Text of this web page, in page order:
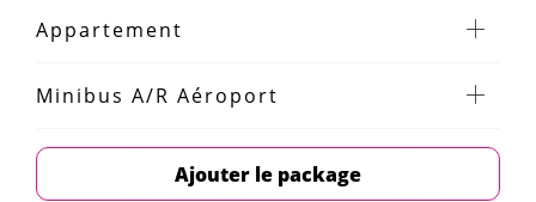
Appartement
Minibus A/R Aéroport
Ajouter le package